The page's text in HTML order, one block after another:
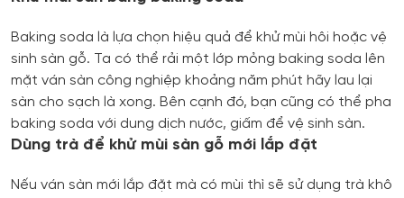
Baking soda là lựa chọn hiệu quả để khử mùi hôi hoặc vệ
sinh sàn gỗ. Ta có thể rải một lớp mỏng baking soda lên
mặt ván sàn công nghiệp khoảng năm phút hãy lau lại
sàn cho sạch là xong. Bên cạnh đó, bạn cũng có thể pha
baking soda với dung dịch nước, giấm để vệ sinh sàn.
Dùng trà để khử mùi sàn gỗ mới lắp đặt
Nếu ván sàn mới lắp đặt mà có mùi thì sẽ sử dụng trà khô